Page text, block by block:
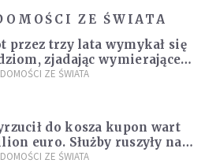
ZE ŚWIATA
przez trzy lata wymykał się
zjadając wymierające
W końcu popełnił
ZE ŚWIATA
do kosza kupon wart
euro. Służby ruszyły na
ZE ŚWIATA